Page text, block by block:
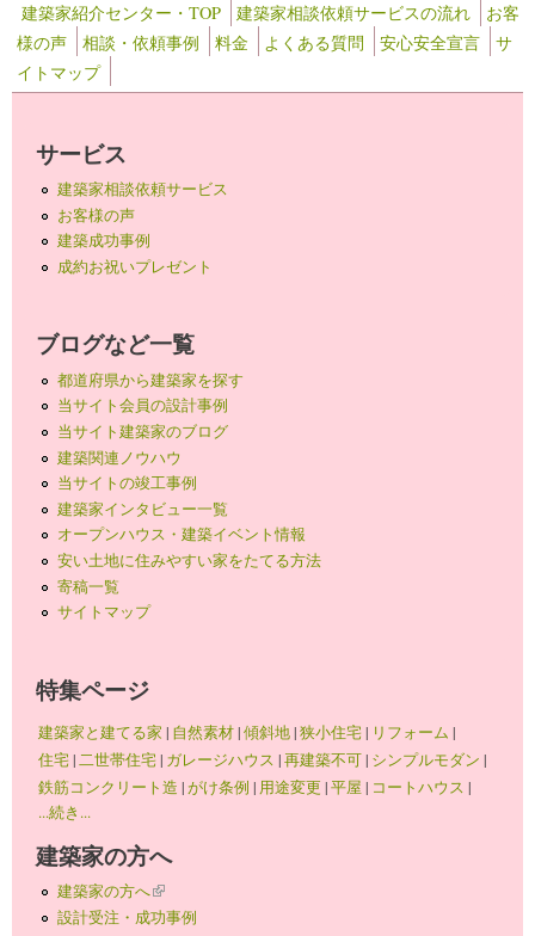
建築家紹介センター・TOP 建築家相談依頼サービスの流れ
お客
様の声
相談・依頼事例 料金 よくある質問 安心安全宣言
サ
イトマップ
サービス
建築家相談依頼サービス
お客様の声
建築成功事例
成約お祝いプレゼント
ブログなど一覧
都道府県から建築家を探す
当サイト会員の設計事例
当サイト建築家のブログ
建築関連ノウハウ
当サイトの竣工事例
建築家インタビュー一覧
オープンハウス・建築イベント情報
安い土地に住みやすい家をたてる方法
寄稿一覧
サイトマップ
特集ページ
建築家と建てる家 | 自然素材|傾斜地|狭小住宅| リフォーム |
住宅| 二世帯住宅| ガレージハウス |再建築不可| シンプルモダン |
鉄筋コンクリート造 |がけ条例 | 用途変更 |平屋 | コートハウス |
...続き...
建築家の方へ
建築家の方へ(link is external)
設計受注・成功事例